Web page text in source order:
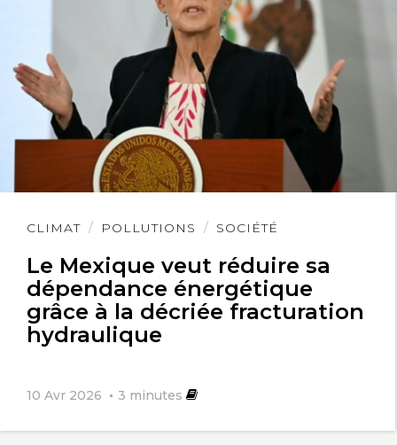
CLIMAT POLLUTIONS SOCIÉTÉ
Le Mexique veut réduire sa
dépendance énergétique
grâce à la décriée fracturation
hydraulique
10 Avr 2026 3 minutes
Lire